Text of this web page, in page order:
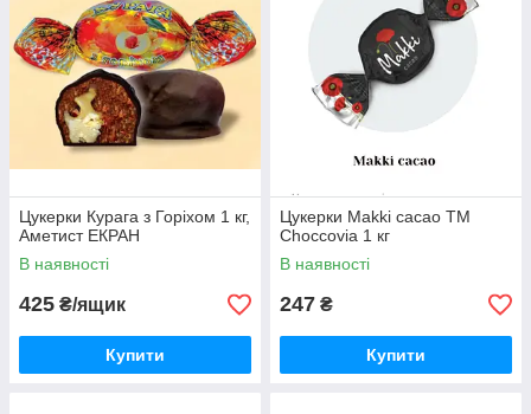
Цукерки Курага з Горіхом 1 кг,
Аметист ЕКРАН
В наявності
425 ₴/ящик
Купити
Цукерки Makki cacao ТМ
Choccovia 1 кг
В наявності
247 ₴
Купити